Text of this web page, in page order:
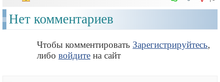
Нет комментариев
Чтобы комментировать Зарегистрируйтесь,
либо войдите на сайт